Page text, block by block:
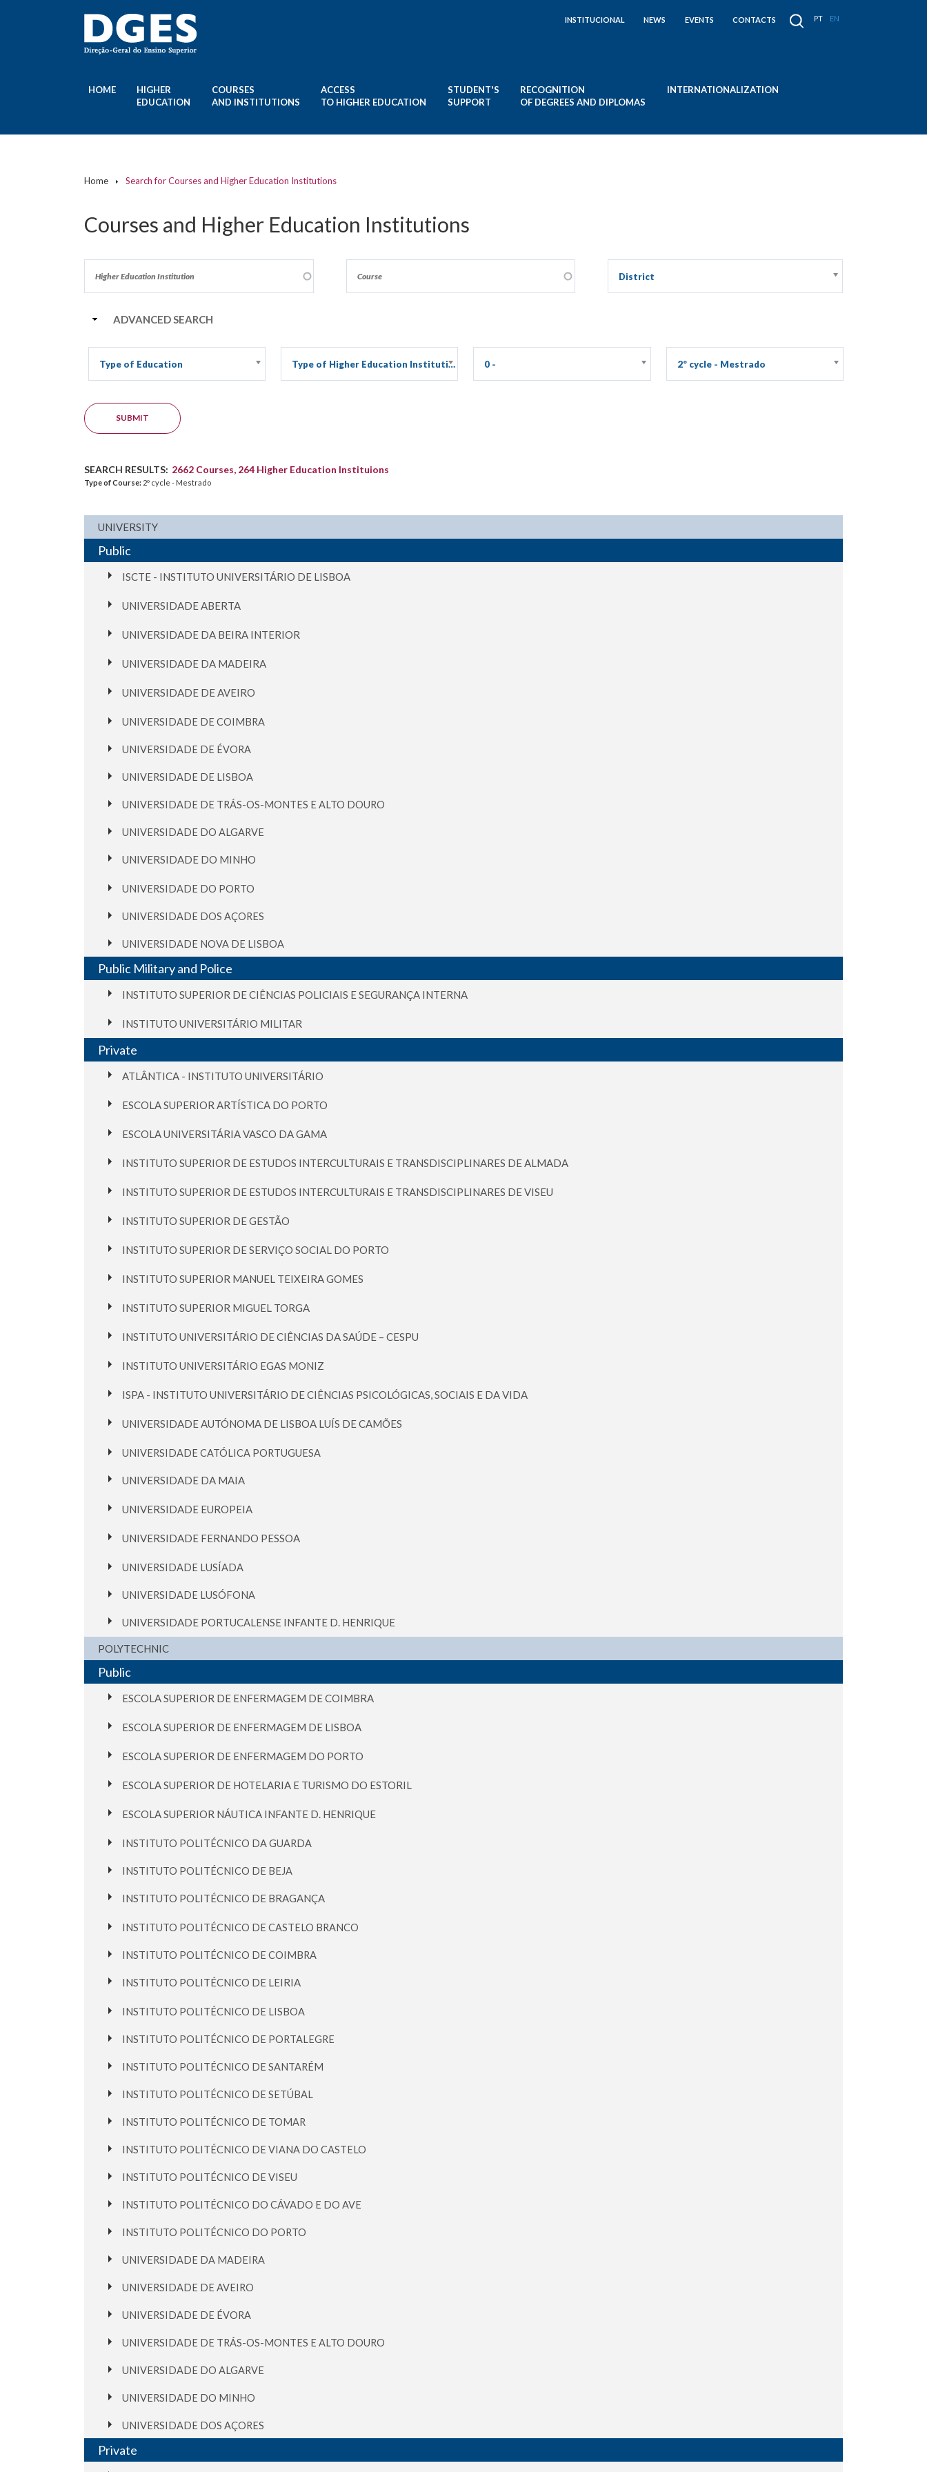
INSTITUCIONAL NEWS EVENTS CONTACTS PT EN
HOME
HIGHER
EDUCATION
COURSES
AND INSTITUTIONS
ACCESS
TO HIGHER EDUCATION
STUDENT'S
SUPPORT
RECOGNITION
OF DEGREES AND DIPLOMAS
INTERNATIONALIZATION
Home Search for Courses and Higher Education Institutions
Courses and Higher Education Institutions
District
HIDE
ADVANCED SEARCH
Type of Education Type of Higher Education Institution 0 - 2º cycle - Mestrado
SEARCH RESULTS: 2662 Courses, 264 Higher Education Instituions
Type of Course: 2º cycle - Mestrado
UNIVERSITY
Public
ISCTE - INSTITUTO UNIVERSITÁRIO DE LISBOA
UNIVERSIDADE ABERTA
UNIVERSIDADE DA BEIRA INTERIOR
UNIVERSIDADE DA MADEIRA
UNIVERSIDADE DE AVEIRO
UNIVERSIDADE DE COIMBRA
UNIVERSIDADE DE ÉVORA
UNIVERSIDADE DE LISBOA
UNIVERSIDADE DE TRÁS-OS-MONTES E ALTO DOURO
UNIVERSIDADE DO ALGARVE
UNIVERSIDADE DO MINHO
UNIVERSIDADE DO PORTO
UNIVERSIDADE DOS AÇORES
UNIVERSIDADE NOVA DE LISBOA
Public Military and Police
INSTITUTO SUPERIOR DE CIÊNCIAS POLICIAIS E SEGURANÇA INTERNA
INSTITUTO UNIVERSITÁRIO MILITAR
Private
ATLÂNTICA - INSTITUTO UNIVERSITÁRIO
ESCOLA SUPERIOR ARTÍSTICA DO PORTO
ESCOLA UNIVERSITÁRIA VASCO DA GAMA
INSTITUTO SUPERIOR DE ESTUDOS INTERCULTURAIS E TRANSDISCIPLINARES DE ALMADA
INSTITUTO SUPERIOR DE ESTUDOS INTERCULTURAIS E TRANSDISCIPLINARES DE VISEU
INSTITUTO SUPERIOR DE GESTÃO
INSTITUTO SUPERIOR DE SERVIÇO SOCIAL DO PORTO
INSTITUTO SUPERIOR MANUEL TEIXEIRA GOMES
INSTITUTO SUPERIOR MIGUEL TORGA
INSTITUTO UNIVERSITÁRIO DE CIÊNCIAS DA SAÚDE – CESPU
INSTITUTO UNIVERSITÁRIO EGAS MONIZ
ISPA - INSTITUTO UNIVERSITÁRIO DE CIÊNCIAS PSICOLÓGICAS, SOCIAIS E DA VIDA
UNIVERSIDADE AUTÓNOMA DE LISBOA LUÍS DE CAMÕES
UNIVERSIDADE CATÓLICA PORTUGUESA
UNIVERSIDADE DA MAIA
UNIVERSIDADE EUROPEIA
UNIVERSIDADE FERNANDO PESSOA
UNIVERSIDADE LUSÍADA
UNIVERSIDADE LUSÓFONA
UNIVERSIDADE PORTUCALENSE INFANTE D. HENRIQUE
POLYTECHNIC
Public
ESCOLA SUPERIOR DE ENFERMAGEM DE COIMBRA
ESCOLA SUPERIOR DE ENFERMAGEM DE LISBOA
ESCOLA SUPERIOR DE ENFERMAGEM DO PORTO
ESCOLA SUPERIOR DE HOTELARIA E TURISMO DO ESTORIL
ESCOLA SUPERIOR NÁUTICA INFANTE D. HENRIQUE
INSTITUTO POLITÉCNICO DA GUARDA
INSTITUTO POLITÉCNICO DE BEJA
INSTITUTO POLITÉCNICO DE BRAGANÇA
INSTITUTO POLITÉCNICO DE CASTELO BRANCO
INSTITUTO POLITÉCNICO DE COIMBRA
INSTITUTO POLITÉCNICO DE LEIRIA
INSTITUTO POLITÉCNICO DE LISBOA
INSTITUTO POLITÉCNICO DE PORTALEGRE
INSTITUTO POLITÉCNICO DE SANTARÉM
INSTITUTO POLITÉCNICO DE SETÚBAL
INSTITUTO POLITÉCNICO DE TOMAR
INSTITUTO POLITÉCNICO DE VIANA DO CASTELO
INSTITUTO POLITÉCNICO DE VISEU
INSTITUTO POLITÉCNICO DO CÁVADO E DO AVE
INSTITUTO POLITÉCNICO DO PORTO
UNIVERSIDADE DA MADEIRA
UNIVERSIDADE DE AVEIRO
UNIVERSIDADE DE ÉVORA
UNIVERSIDADE DE TRÁS-OS-MONTES E ALTO DOURO
UNIVERSIDADE DO ALGARVE
UNIVERSIDADE DO MINHO
UNIVERSIDADE DOS AÇORES
Private